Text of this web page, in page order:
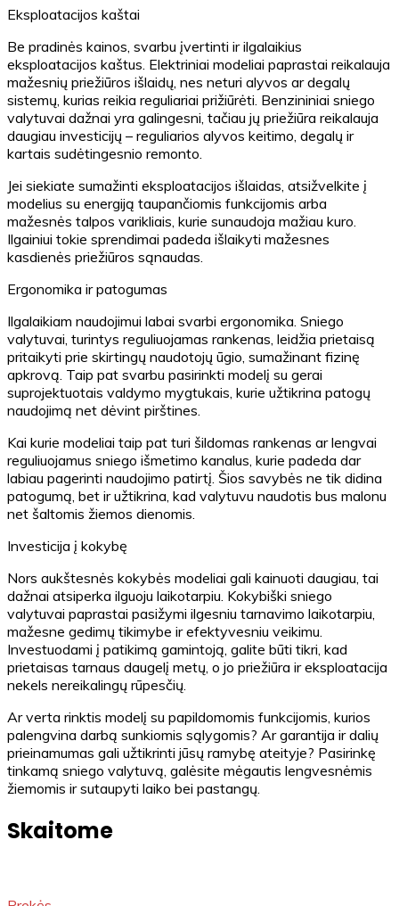
Eksploatacijos kaštai
Be pradinės kainos, svarbu įvertinti ir ilgalaikius
eksploatacijos kaštus. Elektriniai modeliai paprastai reikalauja
mažesnių priežiūros išlaidų, nes neturi alyvos ar degalų
sistemų, kurias reikia reguliariai prižiūrėti. Benzininiai sniego
valytuvai dažnai yra galingesni, tačiau jų priežiūra reikalauja
daugiau investicijų – reguliarios alyvos keitimo, degalų ir
kartais sudėtingesnio remonto.
Jei siekiate sumažinti eksploatacijos išlaidas, atsižvelkite į
modelius su energiją taupančiomis funkcijomis arba
mažesnės talpos varikliais, kurie sunaudoja mažiau kuro.
Ilgainiui tokie sprendimai padeda išlaikyti mažesnes
kasdienės priežiūros sąnaudas.
Ergonomika ir patogumas
Ilgalaikiam naudojimui labai svarbi ergonomika. Sniego
valytuvai, turintys reguliuojamas rankenas, leidžia prietaisą
pritaikyti prie skirtingų naudotojų ūgio, sumažinant fizinę
apkrovą. Taip pat svarbu pasirinkti modelį su gerai
suprojektuotais valdymo mygtukais, kurie užtikrina patogų
naudojimą net dėvint pirštines.
Kai kurie modeliai taip pat turi šildomas rankenas ar lengvai
reguliuojamus sniego išmetimo kanalus, kurie padeda dar
labiau pagerinti naudojimo patirtį. Šios savybės ne tik didina
patogumą, bet ir užtikrina, kad valytuvu naudotis bus malonu
net šaltomis žiemos dienomis.
Investicija į kokybę
Nors aukštesnės kokybės modeliai gali kainuoti daugiau, tai
dažnai atsiperka ilguoju laikotarpiu. Kokybiški sniego
valytuvai paprastai pasižymi ilgesniu tarnavimo laikotarpiu,
mažesne gedimų tikimybe ir efektyvesniu veikimu.
Investuodami į patikimą gamintoją, galite būti tikri, kad
prietaisas tarnaus daugelį metų, o jo priežiūra ir eksploatacija
nekels nereikalingų rūpesčių.
Ar verta rinktis modelį su papildomomis funkcijomis, kurios
palengvina darbą sunkiomis sąlygomis? Ar garantija ir dalių
prieinamumas gali užtikrinti jūsų ramybę ateityje? Pasirinkę
tinkamą sniego valytuvą, galėsite mėgautis lengvesnėmis
žiemomis ir sutaupyti laiko bei pastangų.
Skaitome